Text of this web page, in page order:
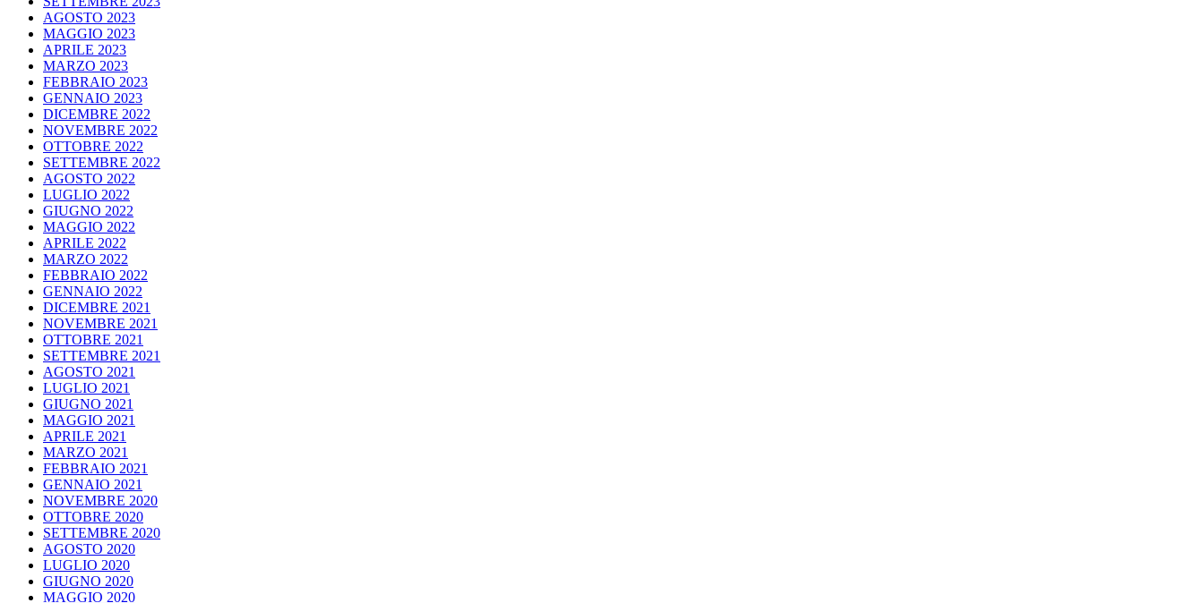
AGOSTO 2023
MAGGIO 2023
APRILE 2023
MARZO 2023
FEBBRAIO 2023
GENNAIO 2023
DICEMBRE 2022
NOVEMBRE 2022
OTTOBRE 2022
SETTEMBRE 2022
AGOSTO 2022
LUGLIO 2022
GIUGNO 2022
MAGGIO 2022
APRILE 2022
MARZO 2022
FEBBRAIO 2022
GENNAIO 2022
DICEMBRE 2021
NOVEMBRE 2021
OTTOBRE 2021
SETTEMBRE 2021
AGOSTO 2021
LUGLIO 2021
GIUGNO 2021
MAGGIO 2021
APRILE 2021
MARZO 2021
FEBBRAIO 2021
GENNAIO 2021
NOVEMBRE 2020
OTTOBRE 2020
SETTEMBRE 2020
AGOSTO 2020
LUGLIO 2020
GIUGNO 2020
MAGGIO 2020